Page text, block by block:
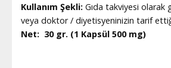
Kullanım Şekli: Gıda takviyesi olarak
veya doktor / diyetisyeninizin tarif
Net: 30 gr. (1 Kapsül 500 mg)